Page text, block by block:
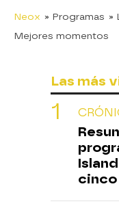
Neox » Programas »
Mejores momentos
Las más
cinco